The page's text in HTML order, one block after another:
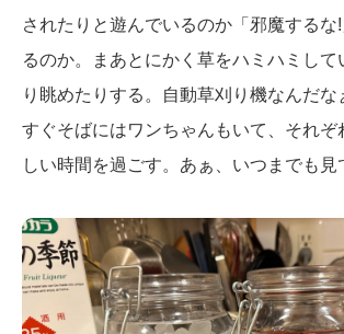
されたりと遊んでいるのか「邪魔するな
るのか。まあとにかく草をハミハミして
り眺めたりする。自動草刈り機なんだな
すぐそばにはワンちゃんもいて、それぞ
しい時間を過ごす。あぁ、いつまでも見